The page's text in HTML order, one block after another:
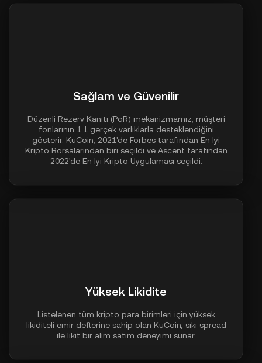
Sağlam ve Güvenilir
Düzenli Rezerv Kanıtı (PoR) mekanizmamız, müşteri
fonlarının 1:1 gerçek varlıklarla desteklendiğini
gösterir. KuCoin, 2021'de Forbes tarafından En İyi
Kripto Borsalarından biri seçildi ve Ascent tarafından
2022'de En İyi Kripto Uygulaması seçildi.
Yüksek Likidite
Listelenen tüm kripto para birimleri için yüksek
likiditeli emir defterine sahip olan KuCoin, sıkı spread
ile likit bir alım satım deneyimi sunar.